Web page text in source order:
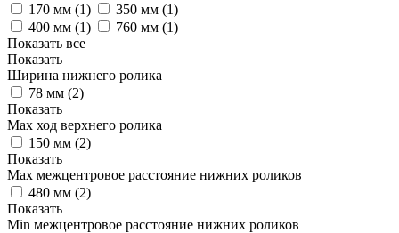
170 мм (1) 350 мм (1)
400 мм (1) 760 мм (1)
Показать все
Показать
Ширина нижнего ролика
78 мм (2)
Показать
Мах ход верхнего ролика
150 мм (2)
Показать
Мах межцентровое расстояние нижних роликов
480 мм (2)
Показать
Min межцентровое расстояние нижних роликов